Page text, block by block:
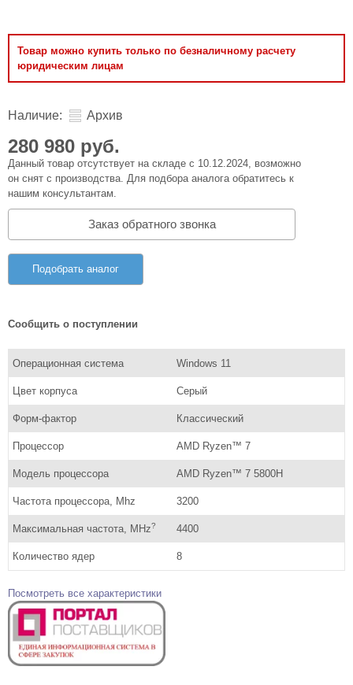
Товар можно купить только по безналичному расчету
юридическим лицам
Наличие: Архив
280 980 руб.
Данный товар отсутствует на складе с 10.12.2024, возможно
он снят с производства. Для подбора аналога обратитесь к
нашим консультантам.
Заказ обратного звонка
Подобрать аналог
Сообщить о поступлении
Операционная система Windows 11
Цвет корпуса Серый
Форм-фактор Классический
Процессор AMD Ryzen™ 7
Модель процессора AMD Ryzen™ 7 5800H
Частота процессора, Mhz 3200
Максимальная частота, MHz? 4400
Количество ядер 8
Посмотреть все характеристики